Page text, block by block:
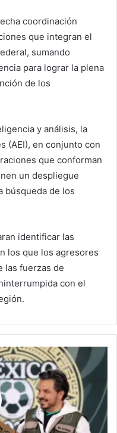
coordinación
que integran el
sumando
para lograr la plena
de los
y análisis, la
(AEI), en conjunto con
que conforman
un despliegue
búsqueda de los
identificar las
los que los agresores
las fuerzas de
con el